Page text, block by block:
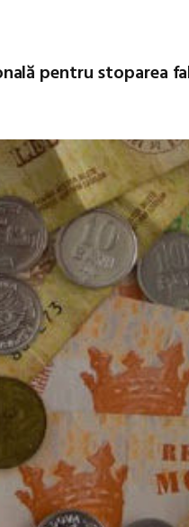
pentru stoparea